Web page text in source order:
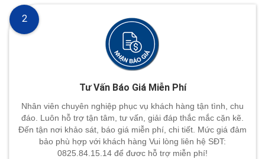
Tư Vấn Báo Giá Miễn Phí
Nhân viên chuyên nghiệp phục vụ khách hàng tận tình, chu
đáo. Luôn hỗ trợ tận tâm, tư vấn, giải đáp thắc mắc cặn kẽ.
Đến tận nơi khảo sát, báo giá miễn phí, chi tiết. Mức giá đảm
bảo phù hợp với khách hàng Vui lòng liên hệ SĐT:
0825.84.15.14 để đươc hỗ trợ miễn phí!
2